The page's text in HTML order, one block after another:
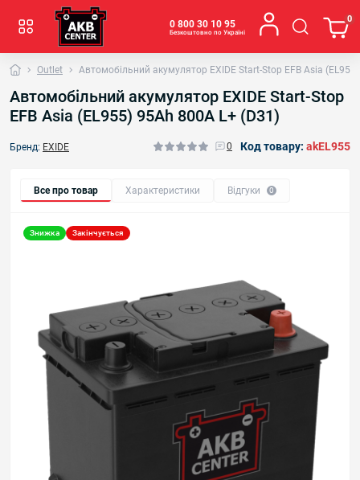
0 800 30 10 95
Безкоштовно по Україні
0
Outlet Автомобільний акумулятор EXIDE Start-Stop EFB Asia
Автомобільний акумулятор EXIDE Start-Stop
EFB Asia (EL955) 95Аh 800A L+ (D31)
Бренд: EXIDE 0 Код товару: akEL955
Все про товар Характеристики Відгуки 0
Знижка Закінчується